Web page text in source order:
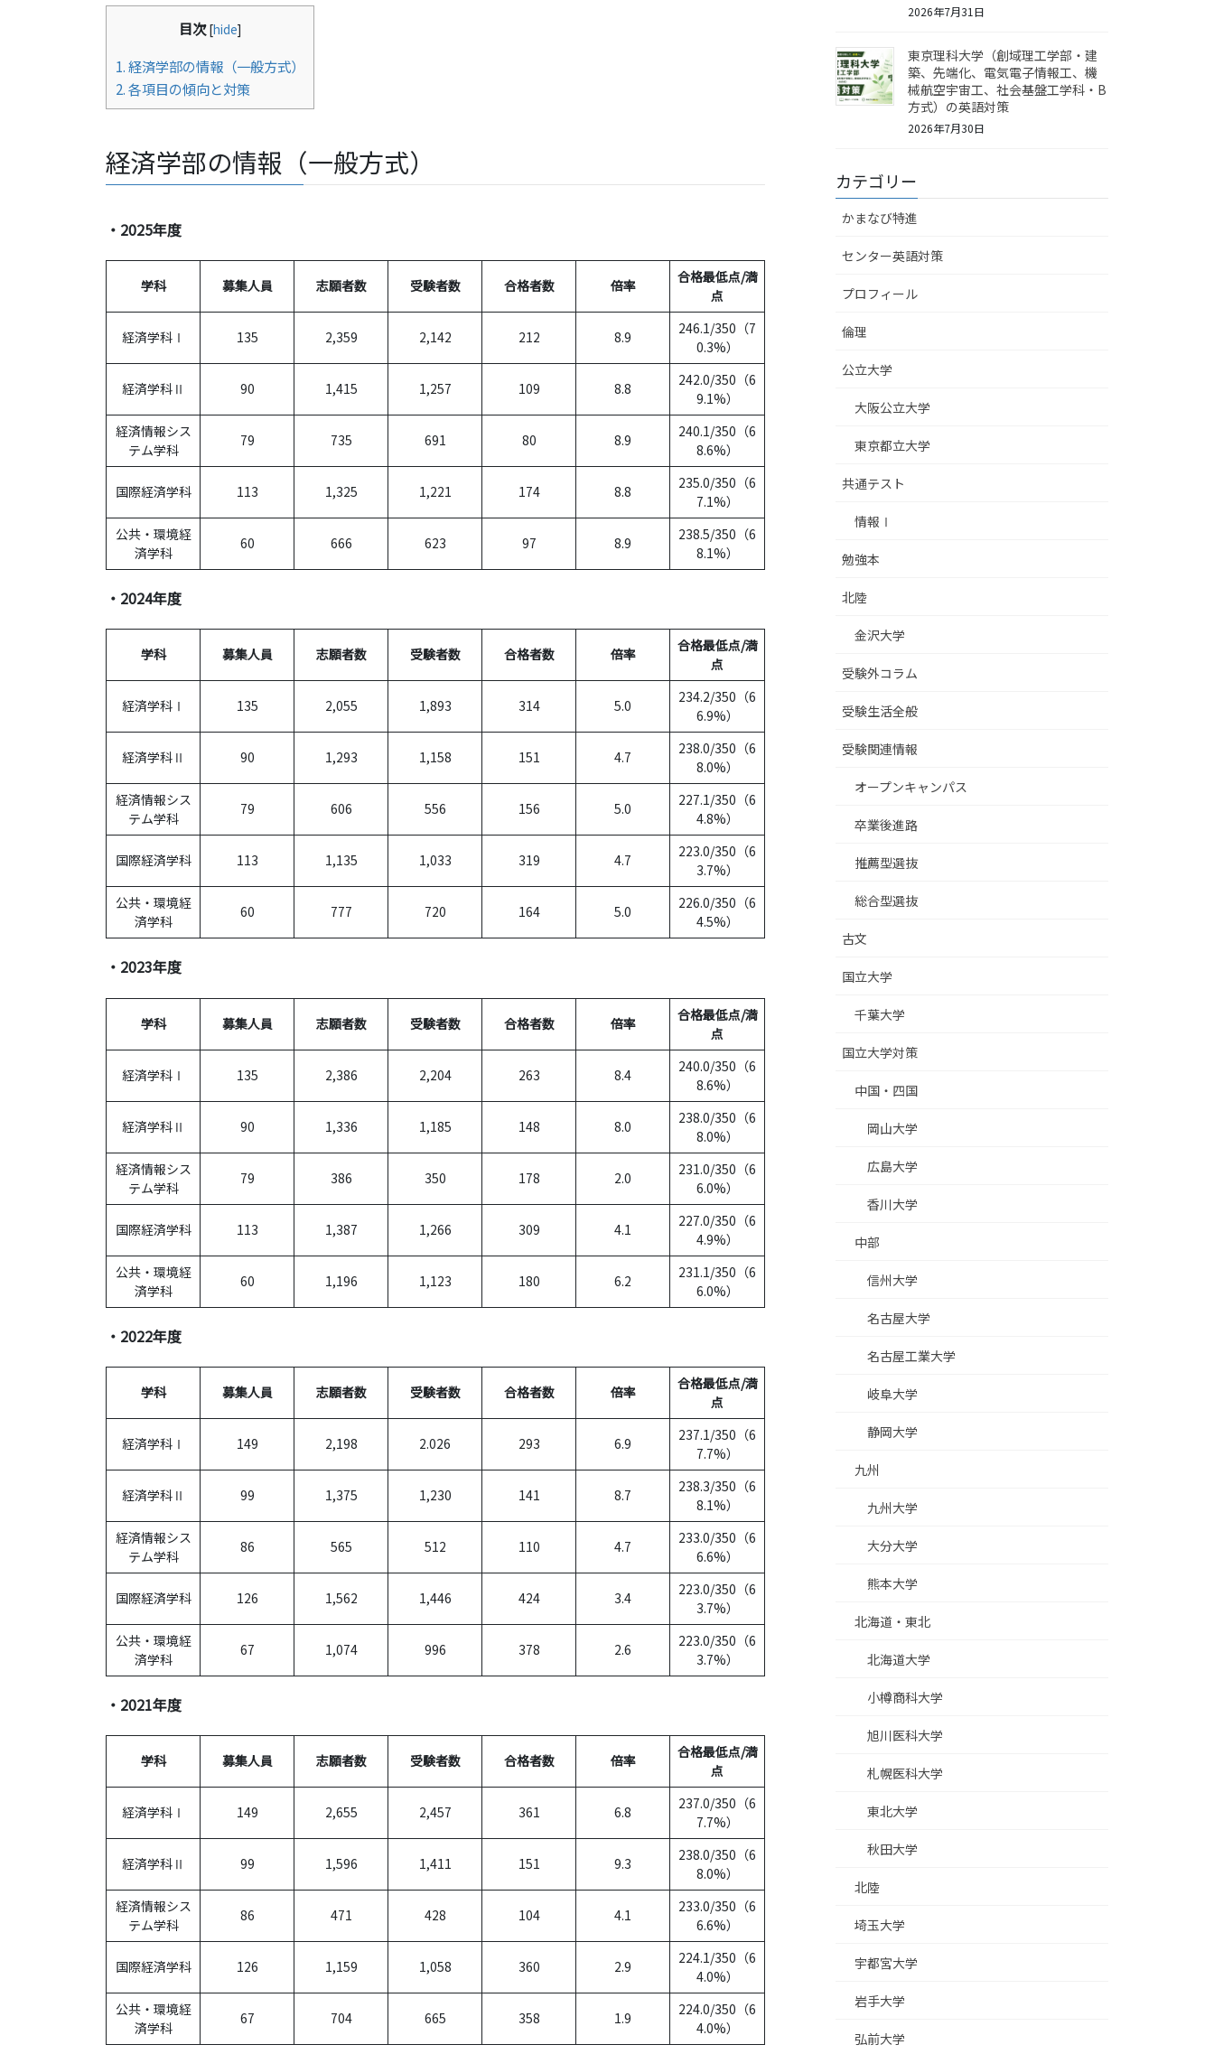
目次 [hide]
1.経済学部の情報（一般方式）
2.各項目の傾向と対策
経済学部の情報（一般方式）
・2025年度
学科 募集人員 志願者数 受験者数 合格者数 倍率
合格最低点/満
点
経済学科Ⅰ 135 2,359 2,142 212 8.9
246.1/350（7
0.3%）
経済学科Ⅱ 90 1,415 1,257 109 8.8
242.0/350（6
9.1%）
経済情報シス
テム学科
79 735 691 80 8.9
240.1/350（6
8.6%）
国際経済学科 113 1,325 1,221 174 8.8
235.0/350（6
7.1%）
公共・環境経
済学科
60 666 623 97 8.9
238.5/350（6
8.1%）
・2024年度
学科 募集人員 志願者数 受験者数 合格者数 倍率
合格最低点/満
点
経済学科Ⅰ 135 2,055 1,893 314 5.0
234.2/350（6
6.9%）
経済学科Ⅱ 90 1,293 1,158 151 4.7
238.0/350（6
8.0%）
経済情報シス
テム学科
79 606 556 156 5.0
227.1/350（6
4.8%）
国際経済学科 113 1,135 1,033 319 4.7
223.0/350（6
3.7%）
公共・環境経
済学科
60 777 720 164 5.0
226.0/350（6
4.5%）
・2023年度
学科 募集人員 志願者数 受験者数 合格者数 倍率
合格最低点/満
点
経済学科Ⅰ 135 2,386 2,204 263 8.4
240.0/350（6
8.6%）
経済学科Ⅱ 90 1,336 1,185 148 8.0
238.0/350（6
8.0%）
経済情報シス
テム学科
79 386 350 178 2.0
231.0/350（6
6.0%）
国際経済学科 113 1,387 1,266 309 4.1
227.0/350（6
4.9%）
公共・環境経
済学科
60 1,196 1,123 180 6.2
231.1/350（6
6.0%）
・2022年度
学科 募集人員 志願者数 受験者数 合格者数 倍率
合格最低点/満
点
経済学科Ⅰ 149 2,198 2.026 293 6.9
237.1/350（6
7.7%）
経済学科Ⅱ 99 1,375 1,230 141 8.7
238.3/350（6
8.1%）
経済情報シス
テム学科
86 565 512 110 4.7
233.0/350（6
6.6%）
国際経済学科 126 1,562 1,446 424 3.4
223.0/350（6
3.7%）
公共・環境経
済学科
67 1,074 996 378 2.6
223.0/350（6
3.7%）
・2021年度
学科 募集人員 志願者数 受験者数 合格者数 倍率
合格最低点/満
点
経済学科Ⅰ 149 2,655 2,457 361 6.8
237.0/350（6
7.7%）
経済学科Ⅱ 99 1,596 1,411 151 9.3
238.0/350（6
8.0%）
経済情報シス
テム学科
86 471 428 104 4.1
233.0/350（6
6.6%）
国際経済学科 126 1,159 1,058 360 2.9
224.1/350（6
4.0%）
公共・環境経
済学科
67 704 665 358 1.9
224.0/350（6
4.0%）
2026年7月31日
東京理科大学（創域理工学部・建
築、先端化、電気電子情報工、機
械航空宇宙工、社会基盤工学科・B
方式）の英語対策
2026年7月30日
カテゴリー
かまなび特進
センター英語対策
プロフィール
倫理
公立大学
大阪公立大学
東京都立大学
共通テスト
情報Ⅰ
勉強本
北陸
金沢大学
受験外コラム
受験生活全般
受験関連情報
オープンキャンパス
卒業後進路
推薦型選抜
総合型選抜
古文
国立大学
千葉大学
国立大学対策
中国・四国
岡山大学
広島大学
香川大学
中部
信州大学
名古屋大学
名古屋工業大学
岐阜大学
静岡大学
九州
九州大学
大分大学
熊本大学
北海道・東北
北海道大学
小樽商科大学
旭川医科大学
札幌医科大学
東北大学
秋田大学
北陸
埼玉大学
宇都宮大学
岩手大学
弘前大学